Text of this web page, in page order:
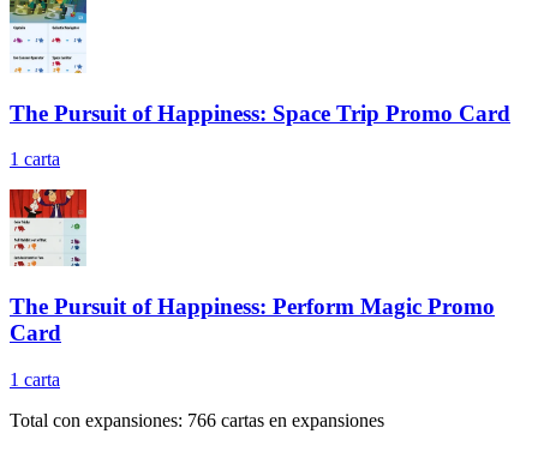
The Pursuit of Happiness: Space Trip Promo Card
1 carta
The Pursuit of Happiness: Perform Magic Promo
Card
1 carta
Total con expansiones: 766 cartas en expansiones